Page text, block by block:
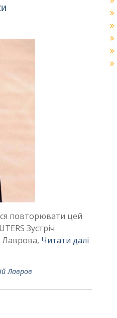
повторювати цей
Зустріч
Лаврова, Читати далі
Лавров